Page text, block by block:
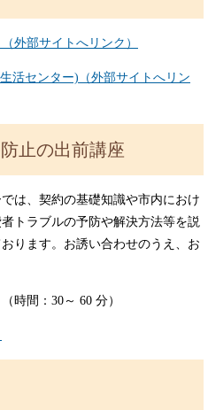
外部サイトへリンク）
活センター)（外部サイトへリン
止の出前講座
は、契約の基礎知識や市内におけ
トラブルの予防や解決方法等を説
ります。お誘い合わせのうえ、お
時間：30～ 60 分）